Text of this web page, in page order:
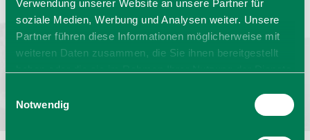
Verwendung unserer Website an unsere Partner für
soziale Medien, Werbung und Analysen weiter. Unsere
Partner führen diese Informationen möglicherweise mit
weiteren Daten zusammen, die Sie ihnen bereitgestellt
Cookies, wenn Sie unsere Webseite weiterhin nutzen.
Notwendig
Barrierefrei reisen Filmregion
Prospekte
Kontakt
Impressum
Datenschutz
Erklärung zur Barrierefreiheit
Bayern - traditionell anders